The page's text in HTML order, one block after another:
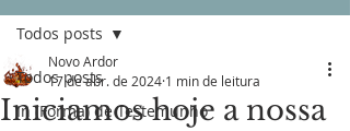
Todos posts
In (Forma) de Testemunho
Todos posts
Iniciamos hoje a nossa
Novo Ardor
17 de abr. de 2024 1 min de leitura